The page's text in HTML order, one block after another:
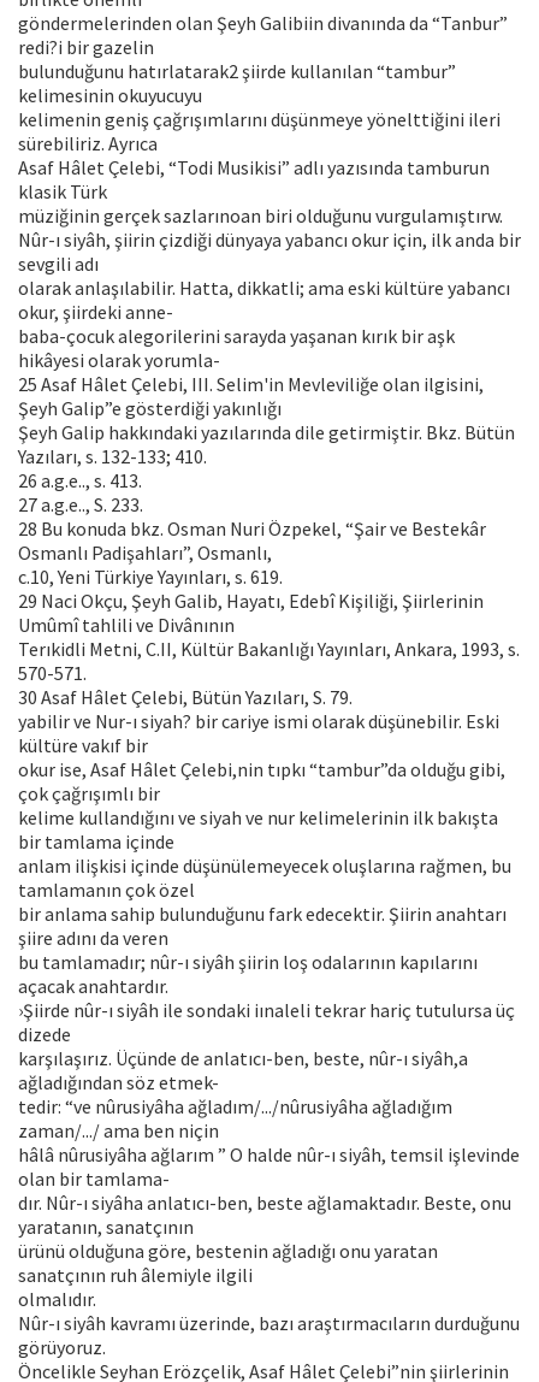
göndermelerinden olan Şeyh Galibiin divanında da “Tanbur”
redi?i bir gazelin
bulunduğunu hatırlatarak2 şiirde kullanılan “tambur”
kelimesinin okuyucuyu
kelimenin geniş çağrışımlarını düşünmeye yönelttiğini ileri
sürebiliriz. Ayrıca
Asaf Hâlet Çelebi, “Todi Musikisi” adlı yazısında tamburun
klasik Türk
müziğinin gerçek sazlarınoan biri olduğunu vurgulamıştırw.
Nûr-ı siyâh, şiirin çizdiği dünyaya yabancı okur için, ilk anda bir
sevgili adı
olarak anlaşılabilir. Hatta, dikkatli; ama eski kültüre yabancı
okur, şiirdeki anne-
baba-çocuk alegorilerini sarayda yaşanan kırık bir aşk
hikâyesi olarak yorumla-
25 Asaf Hâlet Çelebi, III. Selim'in Mevleviliğe olan ilgisini,
Şeyh Galip”e gösterdiği yakınlığı
Şeyh Galip hakkındaki yazılarında dile getirmiştir. Bkz. Bütün
Yazıları, s. 132-133; 410.
26 a.g.e.., s. 413.
27 a.g.e.., S. 233.
28 Bu konuda bkz. Osman Nuri Özpekel, “Şair ve Bestekâr
Osmanlı Padişahları”, Osmanlı,
c.10, Yeni Türkiye Yayınları, s. 619.
29 Naci Okçu, Şeyh Galib, Hayatı, Edebî Kişiliği, Şiirlerinin
Umûmî tahlili ve Divânının
Terıkidli Metni, C.II, Kültür Bakanlığı Yayınları, Ankara, 1993, s.
570-571.
30 Asaf Hâlet Çelebi, Bütün Yazıları, S. 79.
yabilir ve Nur-ı siyah? bir cariye ismi olarak düşünebilir. Eski
kültüre vakıf bir
okur ise, Asaf Hâlet Çelebi,nin tıpkı “tambur”da olduğu gibi,
çok çağrışımlı bir
kelime kullandığını ve siyah ve nur kelimelerinin ilk bakışta
bir tamlama içinde
anlam ilişkisi içinde düşünülemeyecek oluşlarına rağmen, bu
tamlamanın çok özel
bir anlama sahip bulunduğunu fark edecektir. Şiirin anahtarı
şiire adını da veren
bu tamlamadır; nûr-ı siyâh şiirin loş odalarının kapılarını
açacak anahtardır.
›Şiirde nûr-ı siyâh ile sondaki iınaleli tekrar hariç tutulursa üç
dizede
karşılaşırız. Üçünde de anlatıcı-ben, beste, nûr-ı siyâh,a
ağladığından söz etmek-
tedir: “ve nûrusiyâha ağladım/.../nûrusiyâha ağladığım
zaman/.../ ama ben niçin
hâlâ nûrusiyâha ağlarım ” O halde nûr-ı siyâh, temsil işlevinde
olan bir tamlama-
dır. Nûr-ı siyâha anlatıcı-ben, beste ağlamaktadır. Beste, onu
yaratanın, sanatçının
ürünü olduğuna göre, bestenin ağladığı onu yaratan
sanatçının ruh âlemiyle ilgili
olmalıdır.
Nûr-ı siyâh kavramı üzerinde, bazı araştırmacıların durduğunu
görüyoruz.
Öncelikle Seyhan Erözçelik, Asaf Hâlet Çelebi”nin şiirlerinin